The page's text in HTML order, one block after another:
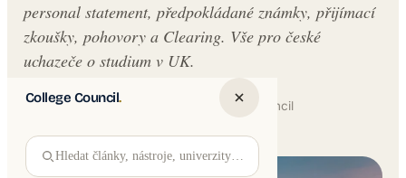
College Council.
Hledat články, nástroje, univerzity…
personal statement, předpokládané známky, přijímací
zkoušky, pohovory a Clearing. Vše pro české
uchazeče o studium v UK.
Written byJakub Andre College Council